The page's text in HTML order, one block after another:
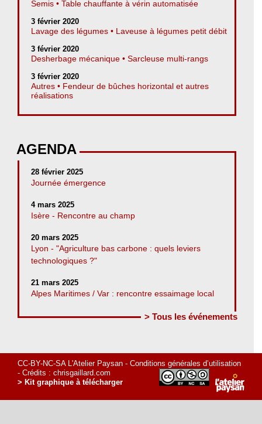
Semis • Table chauffante à vérin automatisée
3 février 2020
Lavage des légumes • Laveuse à légumes petit débit
3 février 2020
Desherbage mécanique • Sarcleuse multi-rangs
3 février 2020
Autres • Fendeur de bûches horizontal et autres
réalisations
AGENDA
28 février 2025
Journée émergence
4 mars 2025
Isère - Rencontre au champ
20 mars 2025
Lyon - "Agriculture bas carbone : quels leviers
technologiques ?"
21 mars 2025
Alpes Maritimes / Var : rencontre essaimage local
> Tous les événements
CC-BY-NC-SA L'Atelier Paysan - Conditions générales d’utilisation
- Crédits : chrisgaillard.com
> Kit graphique à télécharger